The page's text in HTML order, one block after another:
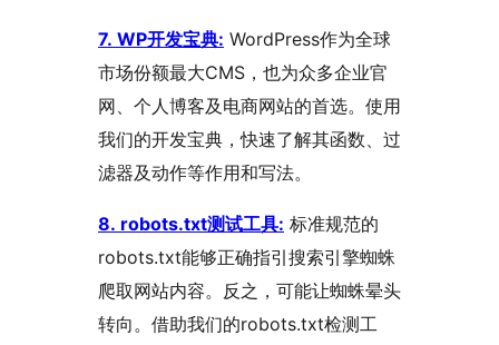
7. WP开发宝典: WordPress作为全球
市场份额最大CMS，也为众多企业官
网、个人博客及电商网站的首选。使用
我们的开发宝典，快速了解其函数、过
滤器及动作等作用和写法。
8. robots.txt测试工具: 标准规范的
robots.txt能够正确指引搜索引擎蜘蛛
爬取网站内容。反之，可能让蜘蛛晕头
转向。借助我们的robots.txt检测工